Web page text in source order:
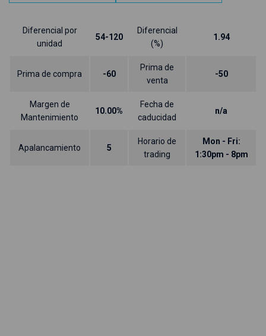
Diferencial por
unidad
54-120
Diferencial
(%)
1.94
Prima de compra -60
Prima de
venta
-50
Margen de
Mantenimiento
10.00%
Fecha de
caducidad
n/a
Apalancamiento 5
Horario de
trading
Mon - Fri:
1:30pm - 8pm